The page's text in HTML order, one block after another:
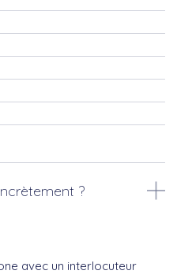
?
avec un interlocuteur